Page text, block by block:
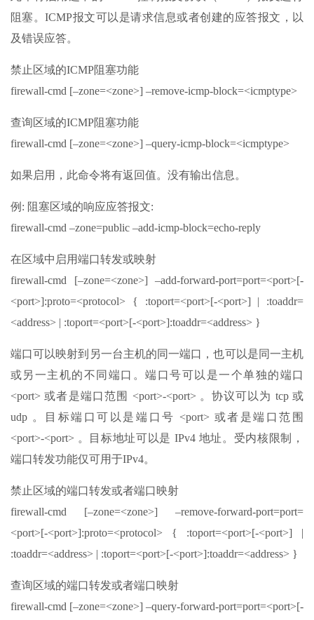
阻塞。ICMP报文可以是请求信息或者创建的应答报文，以
及错误应答。
禁止区域的ICMP阻塞功能
firewall-cmd [–zone=<zone>] –remove-icmp-block=<icmptype>
查询区域的ICMP阻塞功能
firewall-cmd [–zone=<zone>] –query-icmp-block=<icmptype>
如果启用，此命令将有返回值。没有输出信息。
例: 阻塞区域的响应应答报文:
firewall-cmd –zone=public –add-icmp-block=echo-reply
在区域中启用端口转发或映射
firewall-cmd [–zone=<zone>] –add-forward-port=port=<port>[-
<port>]:proto=<protocol> { :toport=<port>[-<port>] | :toaddr=
<address> | :toport=<port>[-<port>]:toaddr=<address> }
端口可以映射到另一台主机的同一端口，也可以是同一主机
或另一主机的不同端口。端口号可以是一个单独的端口
<port> 或者是端口范围 <port>-<port> 。协议可以为 tcp 或
udp 。目标端口可以是端口号 <port> 或者是端口范围
<port>-<port> 。目标地址可以是 IPv4 地址。受内核限制，
端口转发功能仅可用于IPv4。
禁止区域的端口转发或者端口映射
firewall-cmd [–zone=<zone>] –remove-forward-port=port=
<port>[-<port>]:proto=<protocol> { :toport=<port>[-<port>] |
:toaddr=<address> | :toport=<port>[-<port>]:toaddr=<address> }
查询区域的端口转发或者端口映射
firewall-cmd [–zone=<zone>] –query-forward-port=port=<port>[-